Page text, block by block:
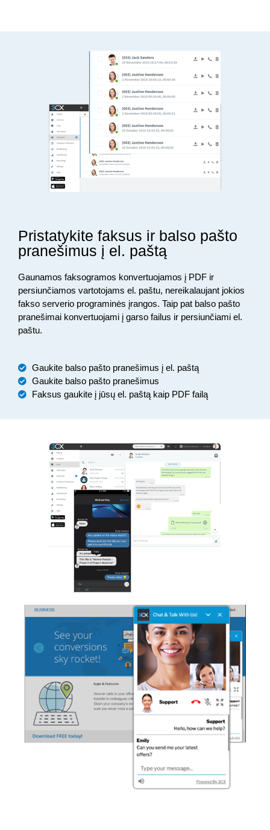
Pristatykite faksus ir balso pašto
pranešimus į el. paštą
Gaunamos faksogramos konvertuojamos į PDF ir
persiunčiamos vartotojams el. paštu, nereikalaujant jokios
fakso serverio programinės įrangos. Taip pat balso pašto
pranešimai konvertuojami į garso failus ir persiunčiami el.
paštu.
Gaukite balso pašto pranešimus į el. paštą
Gaukite balso pašto pranešimus
Faksus gaukite į jūsų el. paštą kaip PDF failą